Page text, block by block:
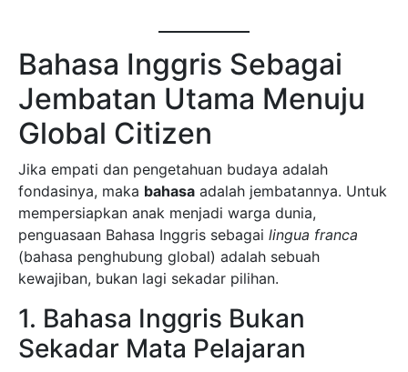
Bahasa Inggris Sebagai
Jembatan Utama Menuju
Global Citizen
Jika empati dan pengetahuan budaya adalah
fondasinya, maka bahasa adalah jembatannya. Untuk
mempersiapkan anak menjadi warga dunia,
penguasaan Bahasa Inggris sebagai lingua franca
(bahasa penghubung global) adalah sebuah
kewajiban, bukan lagi sekadar pilihan.
1. Bahasa Inggris Bukan
Sekadar Mata Pelajaran